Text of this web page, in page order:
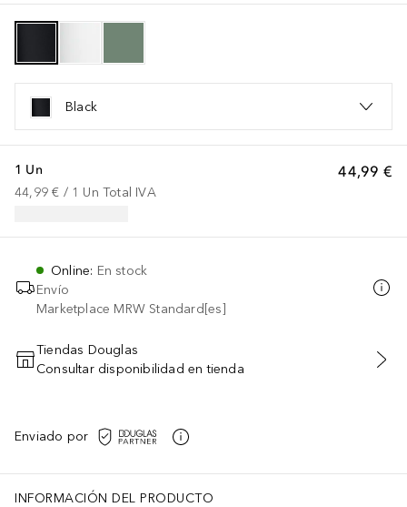
Black
44,99 €
1 Un
44,99 € / 1 Un Total IVA
Online: En stock
Envío
Marketplace MRW Standard[es]
AÑADIR AL CARRITO
Tiendas Douglas
Consultar disponibilidad en tienda
Enviado por
INFORMACIÓN DEL PRODUCTO